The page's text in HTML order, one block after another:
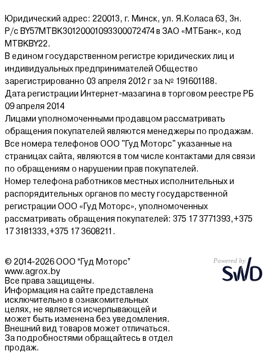
Юридический адрес: 220013, г. Минск, ул. Я.Коласа 63, 3н.
Р/с BY57MTBK30120001093300072474 в ЗАО «МТБанк», код
MTBKBY22.
В едином государственном регистре юридических лиц и
индивидуальных предпринимателей Общество
зарегистрированно 03 апреля 2012 г за № 191601188.
Дата регистрации Интернет-мазагина в торговом реестре РБ
09 апреля 2014
Лицами уполномоченными продавцом рассматривать
обращения покупателей являются менеджеры по продажам.
Все номера телефонов ООО "Гуд Моторс" указанные на
страницах сайта, являются в том числе контактами для связи
по обращениям о нарушении прав покупателей.
Номер телефона работников местных исполнительных и
распорядительных органов по месту государственной
регистрации ООО «Гуд Моторс», уполномоченных
рассматривать обращения покупателей: 375 17 3771393,+375
17 3181333,+375 17 3608211.
© 2014-2026 ООО “Гуд Моторс”
www.agrox.by
Все права защищены.
Информация на сайте представлена
исключительно в ознакомительных
целях, не является исчерпывающей и
может быть изменена без уведомления.
Внешний вид товаров может отличаться.
За подробностями обращайтесь в отдел
продаж.